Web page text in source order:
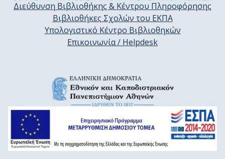
Διεύθυνση Βιβλιοθήκης & Κέντρου Πληροφόρησης
Βιβλιοθήκες Σχολών του ΕΚΠΑ
Υπολογιστικό Κέντρο Βιβλιοθηκών
Επικοινωνία / Helpdesk